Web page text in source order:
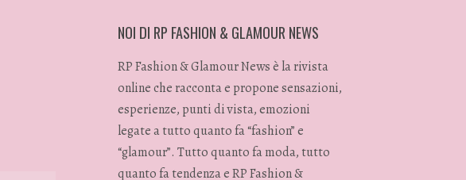
NOI DI RP FASHION & GLAMOUR NEWS
RP Fashion & Glamour News è la rivista
online che racconta e propone sensazioni,
esperienze, punti di vista, emozioni
legate a tutto quanto fa “fashion” e
“glamour”. Tutto quanto fa moda, tutto
quanto fa tendenza e RP Fashion &